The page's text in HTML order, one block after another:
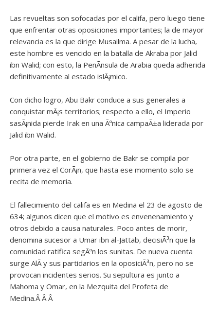
Las revueltas son sofocadas por el califa, pero luego tiene
que enfrentar otras oposiciones importantes; la de mayor
relevancia es la que dirige Musailma. A pesar de la lucha,
este hombre es vencido en la batalla de Akraba por Jalid
ibn Walid; con esto, la PenÃ­nsula de Arabia queda adherida
definitivamente al estado islÃ¡mico.
Con dicho logro, Abu Bakr conduce a sus generales a
conquistar mÃ¡s territorios; respecto a ello, el Imperio
sasÃ¡nida pierde Irak en una Ãºnica campaÃ±a liderada por
Jalid ibn Walid.
Por otra parte, en el gobierno de Bakr se compila por
primera vez el CorÃ¡n, que hasta ese momento solo se
recita de memoria.
El fallecimiento del califa es en Medina el 23 de agosto de
634; algunos dicen que el motivo es envenenamiento y
otros debido a causa naturales. Poco antes de morir,
denomina sucesor a Umar ibn al-Jattab, decisiÃ³n que la
comunidad ratifica segÃºn los sunitas. De nueva cuenta
surge AlÃ­ y sus partidarios en la oposiciÃ³n, pero no se
provocan incidentes serios. Su sepultura es junto a
Mahoma y Omar, en la Mezquita del Profeta de
Medina.Â Â Â